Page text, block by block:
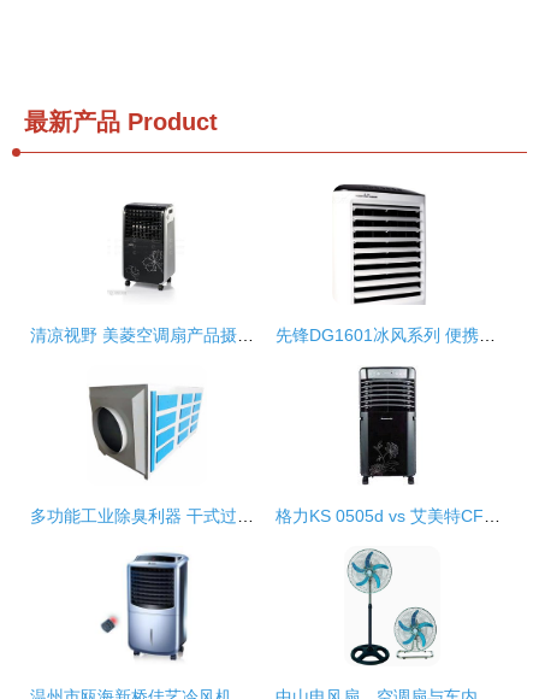
最新产品 Product